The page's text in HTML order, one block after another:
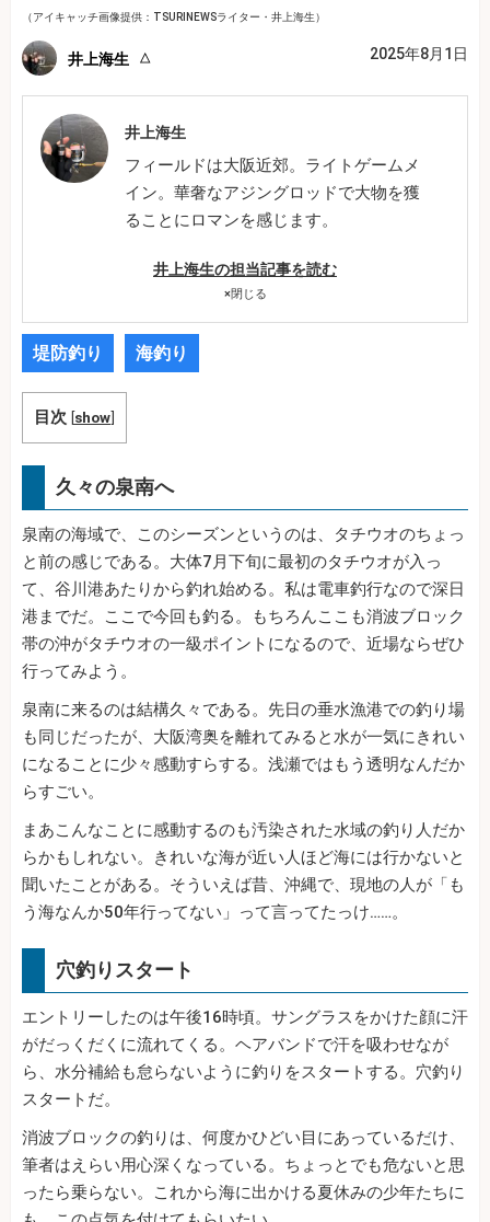
（アイキャッチ画像提供：TSURINEWSライター・井上海生）
井上海生 2025年8月1日
井上海生
フィールドは大阪近郊。ライトゲームメ
イン。華奢なアジングロッドで大物を獲
ることにロマンを感じます。
井上海生の担当記事を読む
×閉じる
堤防釣り 海釣り
目次 [show]
久々の泉南へ
泉南の海域で、このシーズンというのは、タチウオのちょっ
と前の感じである。大体7月下旬に最初のタチウオが入っ
て、谷川港あたりから釣れ始める。私は電車釣行なので深日
港までだ。ここで今回も釣る。もちろんここも消波ブロック
帯の沖がタチウオの一級ポイントになるので、近場ならぜひ
行ってみよう。
泉南に来るのは結構久々である。先日の垂水漁港での釣り場
も同じだったが、大阪湾奥を離れてみると水が一気にきれい
になることに少々感動すらする。浅瀬ではもう透明なんだか
らすごい。
まあこんなことに感動するのも汚染された水域の釣り人だか
らかもしれない。きれいな海が近い人ほど海には行かないと
聞いたことがある。そういえば昔、沖縄で、現地の人が「も
う海なんか50年行ってない」って言ってたっけ……。
穴釣りスタート
エントリーしたのは午後16時頃。サングラスをかけた顔に汗
がだっくだくに流れてくる。ヘアバンドで汗を吸わせなが
ら、水分補給も怠らないように釣りをスタートする。穴釣り
スタートだ。
消波ブロックの釣りは、何度かひどい目にあっているだけ、
筆者はえらい用心深くなっている。ちょっとでも危ないと思
ったら乗らない。これから海に出かける夏休みの少年たちに